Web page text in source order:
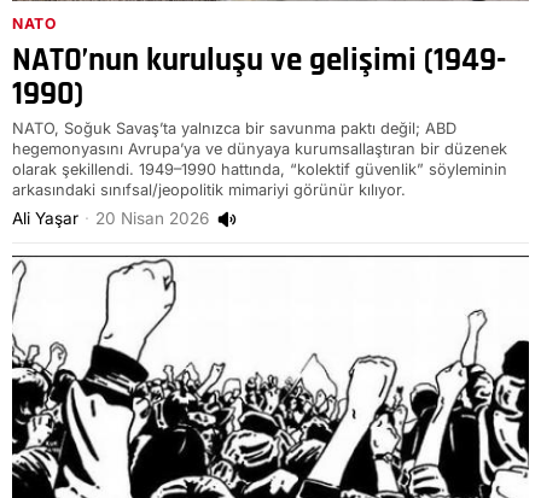
NATO
NATO’nun kuruluşu ve gelişimi (1949-
1990)
NATO, Soğuk Savaş’ta yalnızca bir savunma paktı değil; ABD
hegemonyasını Avrupa’ya ve dünyaya kurumsallaştıran bir düzenek
olarak şekillendi. 1949–1990 hattında, “kolektif güvenlik” söyleminin
arkasındaki sınıfsal/jeopolitik mimariyi görünür kılıyor.
Ali Yaşar 20 Nisan 2026